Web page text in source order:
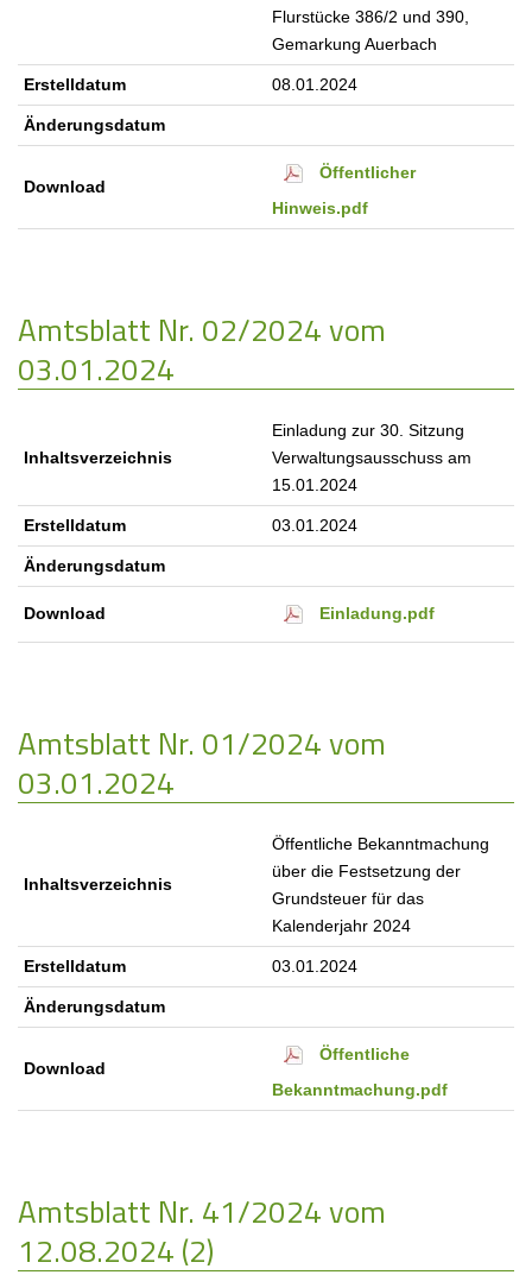
Flurstücke 386/2 und 390,
Gemarkung Auerbach
Erstelldatum 08.01.2024
Änderungsdatum
Download
Öffentlicher
Hinweis.pdf
Amtsblatt Nr. 02/2024 vom
03.01.2024
Inhaltsverzeichnis
Einladung zur 30. Sitzung
Verwaltungsausschuss am
15.01.2024
Erstelldatum 03.01.2024
Änderungsdatum
Download Einladung.pdf
Amtsblatt Nr. 01/2024 vom
03.01.2024
Inhaltsverzeichnis
Öffentliche Bekanntmachung
über die Festsetzung der
Grundsteuer für das
Kalenderjahr 2024
Erstelldatum 03.01.2024
Änderungsdatum
Download
Öffentliche
Bekanntmachung.pdf
Amtsblatt Nr. 41/2024 vom
12.08.2024 (2)